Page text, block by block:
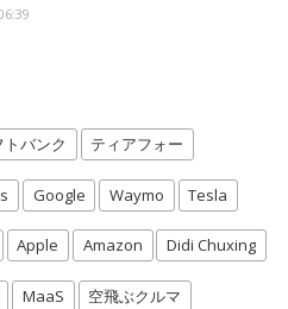
トバンク ティアフォー
Google Waymo Tesla
Apple Amazon Didi Chuxing
MaaS 空飛ぶクルマ